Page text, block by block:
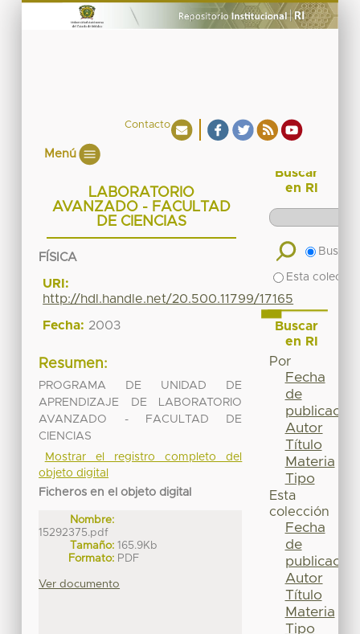
Contacto
Menú
LABORATORIO
AVANZADO - FACULTAD
DE CIENCIAS
FÍSICA
URI:
http://hdl.handle.net/20.500.11799/17165
Fecha: 2003
Resumen:
PROGRAMA DE UNIDAD DE
APRENDIZAJE DE LABORATORIO
AVANZADO - FACULTAD DE
CIENCIAS
Mostrar el registro completo del
objeto digital
Ficheros en el objeto digital
Nombre:
15292375.pdf
Tamaño: 165.9Kb
Formato: PDF
Ver documento
Buscar
en RI
Buscar
Esta
Buscar
en RI
Por
Fecha
de
publicación
Autor
Título
Materia
Tipo
Esta
colección
Fecha
de
publicación
Autor
Título
Materia
Tipo